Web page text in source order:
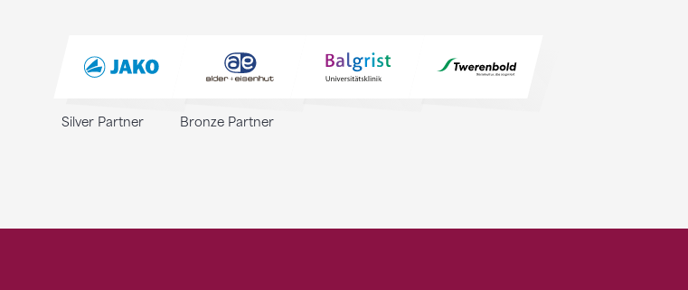
Silver Partner Bronze Partner